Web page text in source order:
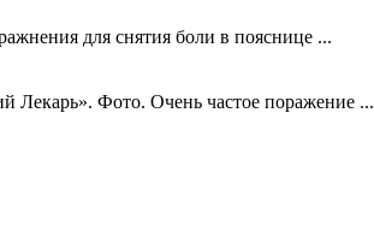
для снятия боли в пояснице ...
Лекарь». Фото. Очень частое поражение ...